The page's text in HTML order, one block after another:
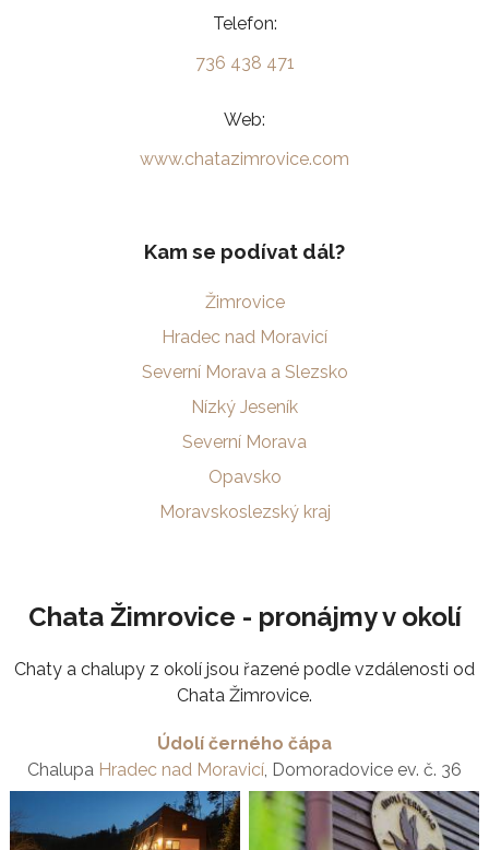
Telefon:
736 438 471
Web:
www.chatazimrovice.com
Kam se podívat dál?
Žimrovice
Hradec nad Moravicí
Severní Morava a Slezsko
Nízký Jeseník
Severní Morava
Opavsko
Moravskoslezský kraj
Chata Žimrovice - pronájmy v okolí
Chaty a chalupy z okolí jsou řazené podle vzdálenosti od
Chata Žimrovice.
Údolí černého čápa
Chalupa Hradec nad Moravicí, Domoradovice ev. č. 36